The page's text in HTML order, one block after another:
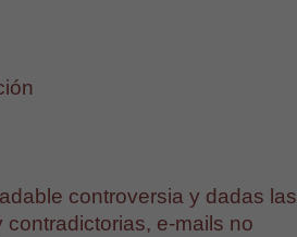
controversia y dadas las
e-mails no